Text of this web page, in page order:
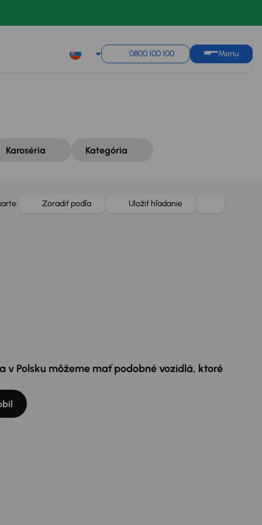
0800 100 100 Menu
Karoséria Kategória
Zoradiť podľa Uložiť hľadanie
v Polsku môžeme mať podobné vozidlá, ktoré